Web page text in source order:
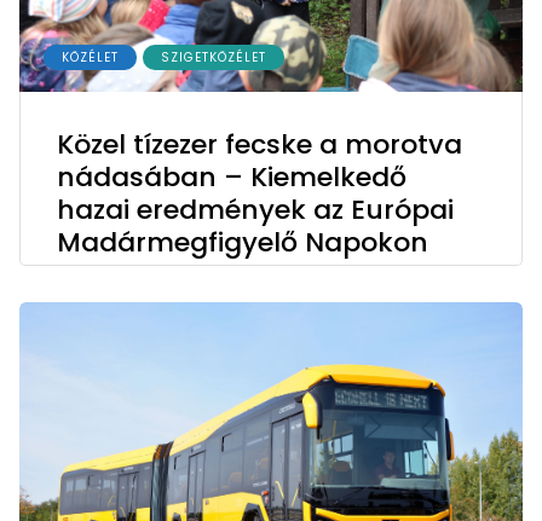
KÖZÉLET SZIGETKÖZÉLET
Közel tízezer fecske a morotva
nádasában – Kiemelkedő
hazai eredmények az Európai
Madármegfigyelő Napokon